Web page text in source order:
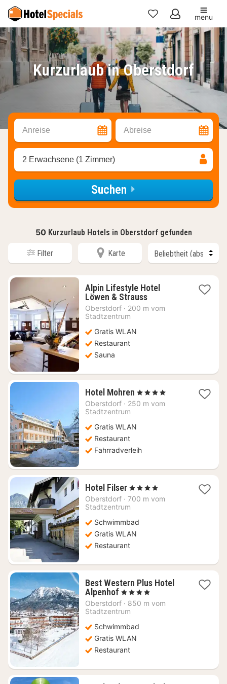
Meine
Favoriten
menu
Kurzurlaub in Oberstdorf
Anreise Abreise
2 Erwachsene (1 Zimmer)
Suchen
50 Kurzurlaub Hotels in Oberstdorf gefunden
Filter Karte
Alpin Lifestyle Hotel
Löwen & Strauss1
Nacht
Oberstdorf · 200 m vom
Stadtzentrum
Gratis WLAN
Restaurant
Sauna
Hotel Mohren 1
Nacht
€
, 4 Sterne
Oberstdorf · 250 m vom
Stadtzentrum
Gratis WLAN
Restaurant
Fahrradverleih
Hotel Filser1
Nacht
ab
€
, 4 Sterne
Oberstdorf · 700 m vom
Stadtzentrum
Schwimmbad
Gratis WLAN
Restaurant
Best Western Plus Hotel
Alpenhof 1
Nacht
ab
€
, 4 Sterne
Oberstdorf · 850 m vom
Stadtzentrum
Schwimmbad
Gratis WLAN
Restaurant